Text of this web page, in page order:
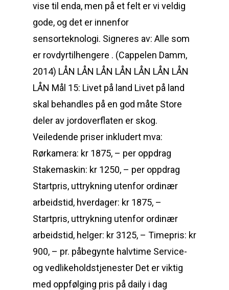
vise til enda, men på et felt er vi veldig
gode, og det er innenfor
sensorteknologi. Signeres av: Alle som
er rovdyrtilhengere . (Cappelen Damm,
2014) LÅN LÅN LÅN LÅN LÅN LÅN LÅN
LÅN Mål 15: Livet på land Livet på land
skal behandles på en god måte Store
deler av jordoverflaten er skog.
Veiledende priser inkludert mva:
Rørkamera: kr 1875, – per oppdrag
Stakemaskin: kr 1250, – per oppdrag
Startpris, uttrykning utenfor ordinær
arbeidstid, hverdager: kr 1875, –
Startpris, uttrykning utenfor ordinær
arbeidstid, helger: kr 3125, – Timepris: kr
900, – pr. påbegynte halvtime Service-
og vedlikeholdstjenester Det er viktig
med oppfølging pris på daily i dag